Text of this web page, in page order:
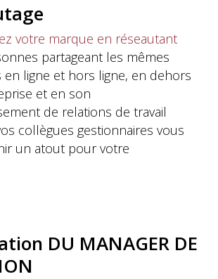
votre marque en réseautant
partageant les mêmes
en ligne et hors ligne, en dehors
et en son
de relations de travail
collègues gestionnaires vous
un atout pour votre
DU MANAGER DE